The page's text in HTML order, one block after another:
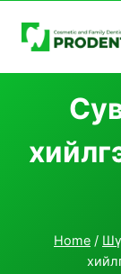
Home /